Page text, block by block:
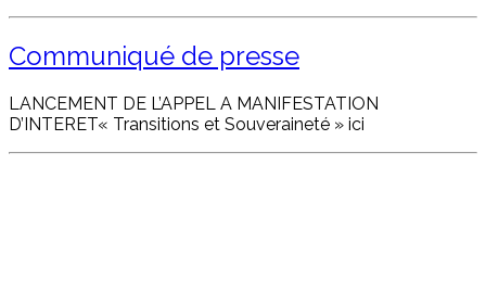
Communiqué de presse
LANCEMENT DE L’APPEL A MANIFESTATION
D’INTERET« Transitions et Souveraineté » ici